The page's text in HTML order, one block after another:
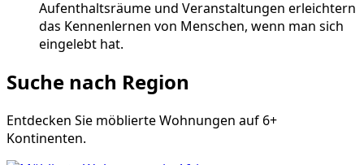
Aufenthaltsräume und Veranstaltungen erleichtern
das Kennenlernen von Menschen, wenn man sich
eingelebt hat.
Suche nach Region
Entdecken Sie möblierte Wohnungen auf 6+
Kontinenten.